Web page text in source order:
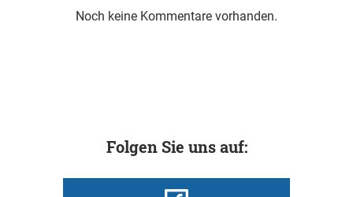
Noch keine Kommentare vorhanden.
Folgen Sie uns auf: